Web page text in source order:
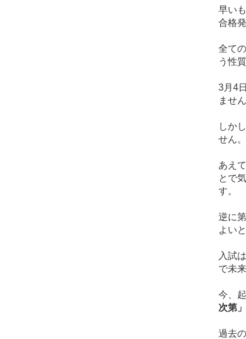
早い
合格
全て
う性
3月4
ません
しか
せん。
あえ
とで
す。
逆に
よい
入試
で未
今、
次第」
過去